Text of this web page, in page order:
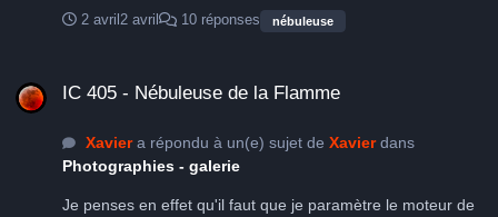
2 avril 2 avril 10 réponses nébuleuse
IC 405 - Nébuleuse de la Flamme
Xaviera répondu à un(e) sujet de Xavierdans
Photographies - galerie
Je penses en effet qu'il faut que je paramètre le moteur de